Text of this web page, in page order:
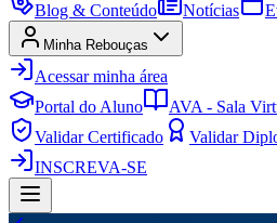
Blog & Conteúdo
Notícias
Minha Rebouças
Acessar minha área
Portal do Aluno
AVA - Sala
Validar Certificado
Validar
INSCREVA-SE